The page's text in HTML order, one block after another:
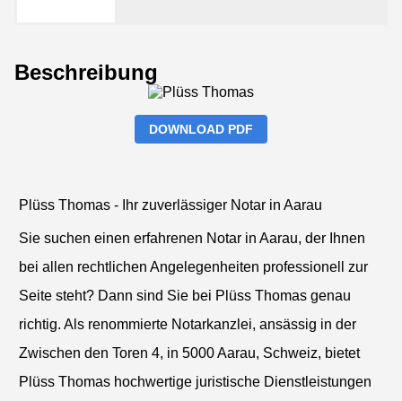
Beschreibung
DOWNLOAD PDF
Plüss Thomas - Ihr zuverlässiger Notar in Aarau
Sie suchen einen erfahrenen Notar in Aarau, der Ihnen
bei allen rechtlichen Angelegenheiten professionell zur
Seite steht? Dann sind Sie bei Plüss Thomas genau
richtig. Als renommierte Notarkanzlei, ansässig in der
Zwischen den Toren 4, in 5000 Aarau, Schweiz, bietet
Plüss Thomas hochwertige juristische Dienstleistungen